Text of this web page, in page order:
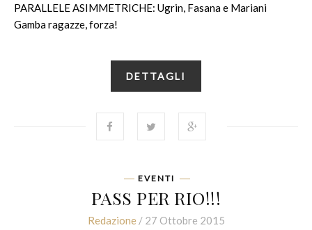
PARALLELE ASIMMETRICHE: Ugrin, Fasana e Mariani
Gamba ragazze, forza!
DETTAGLI
EVENTI
PASS PER RIO!!!
Redazione/ 27 Ottobre 2015